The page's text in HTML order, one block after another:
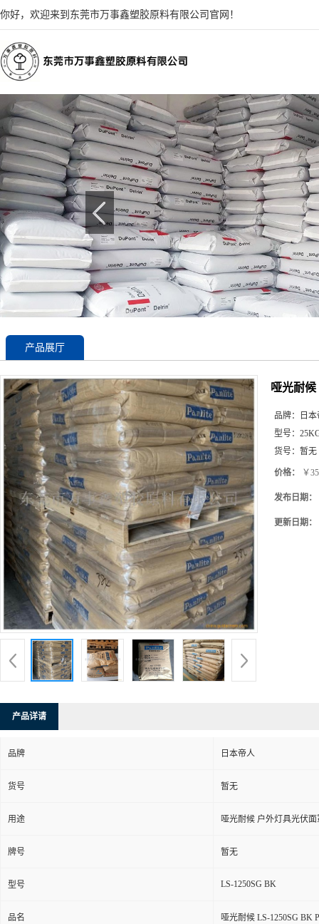
你好，欢迎来到东莞市万事鑫塑胶原料有限公司官网！
产品展厅
哑光耐候
品牌：
日
型号：
货号： 暂无
价格： ￥
发布日期：
更新日期：
产品详请
品牌 日本帝人
货号 暂无
用途 哑光耐候 户外灯具光伏面
牌号 暂无
型号 LS-1250SG BK
品名 哑光耐候 LS-1250SG BK